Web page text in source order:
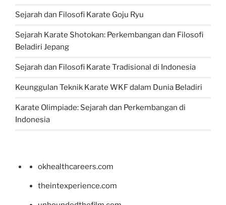
Sejarah dan Filosofi Karate Goju Ryu
Sejarah Karate Shotokan: Perkembangan dan Filosofi
Beladiri Jepang
Sejarah dan Filosofi Karate Tradisional di Indonesia
Keunggulan Teknik Karate WKF dalam Dunia Beladiri
Karate Olimpiade: Sejarah dan Perkembangan di
Indonesia
okhealthcareers.com
theintexperience.com